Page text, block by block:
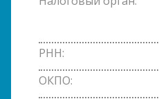
РНН:
ОКПО: